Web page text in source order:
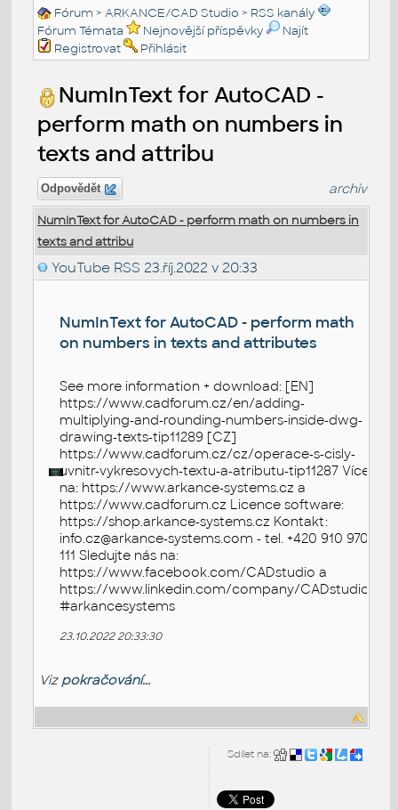
Fórum >ARKANCE/CAD Studio > RSS kanály
Fórum Témata
Nejnovější příspěvky
Najít
Registrovat
Přihlásit
NumInText for AutoCAD -
perform math on numbers in
texts and attribu
Odpovědět archiv
NumInText for AutoCAD - perform math on numbers in
texts and attribu
YouTube RSS 23.říj.2022 v 20:33
NumInText for AutoCAD - perform math
on numbers in texts and attributes
See more information + download: [EN]
https://www.cadforum.cz/en/adding-
multiplying-and-rounding-numbers-inside-dwg-
drawing-texts-tip11289 [CZ]
https://www.cadforum.cz/cz/operace-s-cisly-
uvnitr-vykresovych-textu-a-atributu-tip11287 Více
na: https://www.arkance-systems.cz a
https://www.cadforum.cz Licence software:
https://shop.arkance-systems.cz Kontakt:
info.cz@arkance-systems.com - tel. +420 910 970
111 Sledujte nás na:
https://www.facebook.com/CADstudio a
https://www.linkedin.com/company/CADstudio
#arkancesystems
23.10.2022 20:33:30
Viz pokračování...
Sdílet na: